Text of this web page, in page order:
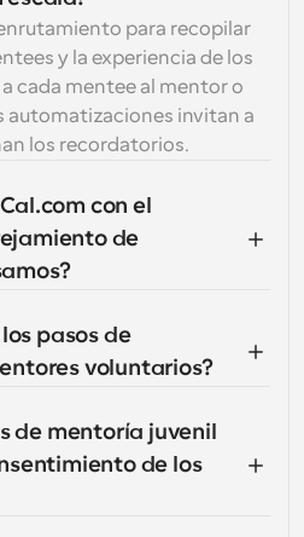
para recopilar
y la experiencia de los
cada mentee al mentor o
automatizaciones invitan a
los recordatorios.
con el
de
pasos de
voluntarios?
de mentoría juvenil
de los